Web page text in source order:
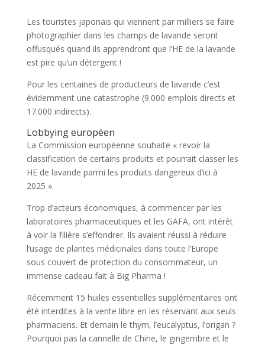
Les touristes japonais qui viennent par milliers se faire
photographier dans les champs de lavande seront
offusqués quand ils apprendront que l’HE de la lavande
est pire qu’un détergent !
Pour les centaines de producteurs de lavande c’est
évidemment une catastrophe (9.000 emplois directs et
17.000 indirects).
Lobbying européen
La Commission européenne souhaite « revoir la
classification de certains produits et pourrait classer les
HE de lavande parmi les produits dangereux d’ici à
2025 ».
Trop d’acteurs économiques, à commencer par les
laboratoires pharmaceutiques et les GAFA, ont intérêt
à voir la filière s’effondrer. Ils avaient réussi à réduire
l’usage de plantes médicinales dans toute l’Europe
sous couvert de protection du consommateur, un
immense cadeau fait à Big Pharma !
Récemment 15 huiles essentielles supplémentaires ont
été interdites à la vente libre en les réservant aux seuls
pharmaciens. Et demain le thym, l’eucalyptus, l’origan ?
Pourquoi pas la cannelle de Chine, le gingembre et le